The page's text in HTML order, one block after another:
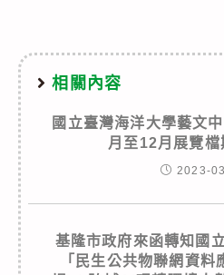
相關內容
國立臺灣海洋大學藝文
月至12月展覽
2023-
基隆市政府來函轉知國
「民生公共物聯網資